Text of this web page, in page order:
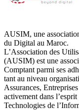
AUSIM, une
du Digital au Maroc.
L’Association des
(AUSIM) est une
Comptant parmi ses
tant au niveau
Assurances,
activement dans
Technologies de